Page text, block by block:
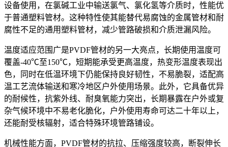
设备使用，在氯碱工业中输送氯气、氯化氢等介质时，性能优
于普通塑料管材。这种特性使其能替代易腐蚀的金属管材和耐
腐性不足的通用塑料管材，减少管路破损和介质泄漏风险。
温度适应范围广是PVDF管材的另一大亮点，长期使用温度可
覆盖-40℃至150℃，短期能承受更高温度，热变形温度表现出
色，同时在低温环境下仍能保持良好韧性，不易脆裂，适配高
温工艺流体输送和寒冷地区户外使用场景。此外，它具备优异
的耐候性，抗紫外线、耐臭氧能力突出，长期暴露在户外或复
杂气候环境中不易老化脆化，户外使用寿命可达二十年以上，
还能耐受核辐射，适合特殊环境管路铺设。
机械性能方面，PVDF管材的抗拉、压缩强度较高，断裂伸长